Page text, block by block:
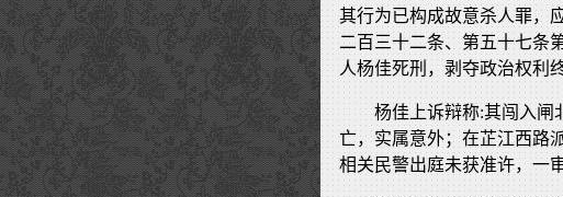
其行为已构成故意杀人罪，
二百三十二条、第五十七条
人杨佳死刑，剥夺政治权利
杨佳上诉辩称:其闯入闸
亡，实属意外；在芷江西路
相关民警出庭未获准许，一